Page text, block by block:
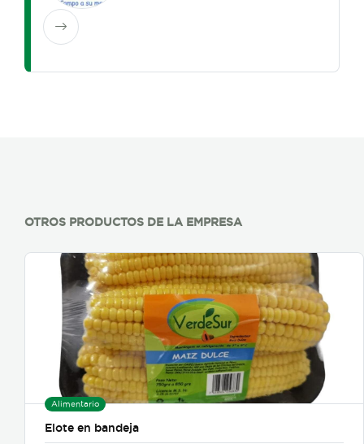
OTROS PRODUCTOS DE LA EMPRESA
Alimentario
Elote en bandeja